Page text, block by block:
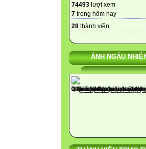
74493 lượt xem
7 trong hôm nay
28 thành viên
ẢNH NGẪU